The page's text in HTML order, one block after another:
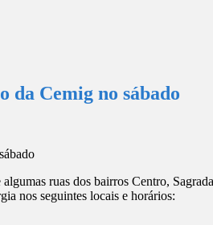
da Cemig no sábado
ruas dos bairros Centro,
nos seguintes locais e horários: